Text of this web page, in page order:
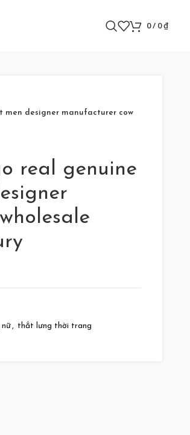
0/ 0₫
men designer manufacturer cow
real genuine
, thắt lưng thời trang